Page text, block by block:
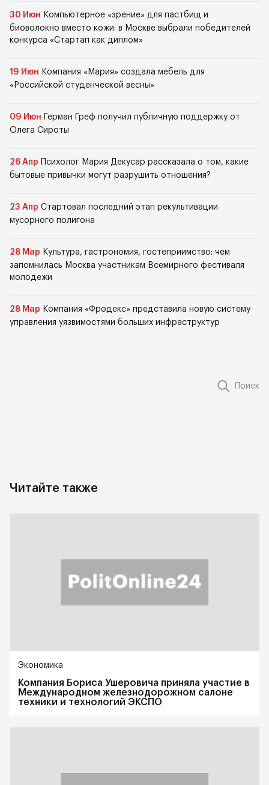
30 Июн Компьютерное «зрение» для пастбищ и
биоволокно вместо кожи: в Москве выбрали победителей
конкурса «Стартап как диплом»
19 Июн Компания «Мария» создала мебель для
«Российской студенческой весны»
09 Июн
Герман Греф получил публичную поддержку от
Олега Сироты
26 Апр
Психолог Мария Декусар рассказала о том, какие
бытовые привычки могут разрушить отношения?
23 Апр Стартовал последний этап рекультивации
мусорного полигона
28 Мар Культура, гастрономия, гостеприимство: чем
запомнилась Москва участникам Всемирного фестиваля
молодежи
28 Мар Компания «Фродекс» представила новую систему
управления уязвимостями больших инфраструктур
Поиск
Читайте также
Экономика
Компания Бориса Ушеровича приняла участие в
Международном железнодорожном салоне
техники и технологий ЭКСПО